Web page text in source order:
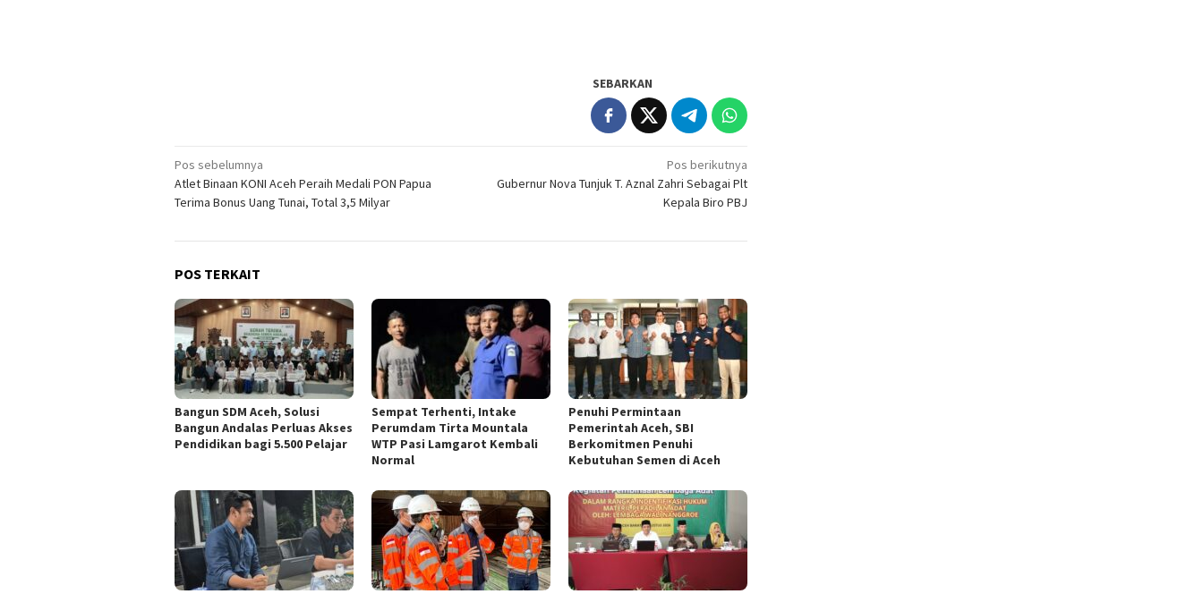
SEBARKAN
Navigasi
pos
Pos sebelumnya
Atlet Binaan KONI Aceh Peraih Medali PON Papua
Terima Bonus Uang Tunai, Total 3,5 Milyar
Pos berikutnya
Gubernur Nova Tunjuk T. Aznal Zahri Sebagai Plt
Kepala Biro PBJ
POS TERKAIT
Bangun SDM Aceh, Solusi
Bangun Andalas Perluas Akses
Pendidikan bagi 5.500 Pelajar
Sempat Terhenti, Intake
Perumdam Tirta Mountala
WTP Pasi Lamgarot Kembali
Normal
Penuhi Permintaan
Pemerintah Aceh, SBI
Berkomitmen Penuhi
Kebutuhan Semen di Aceh